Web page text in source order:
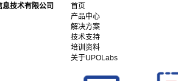
首页
产品中心
解决方案
技术支持
培训资料
关于UPOLabs